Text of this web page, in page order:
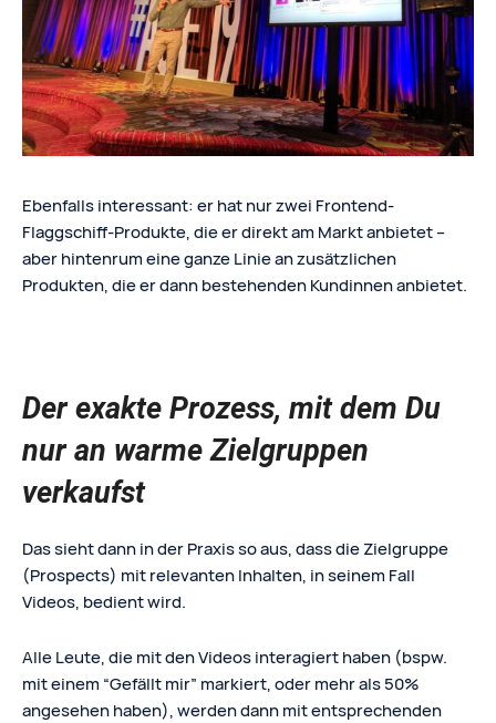
Ebenfalls interessant: er hat nur zwei Frontend-
Flaggschiff-Produkte, die er direkt am Markt anbietet –
aber hintenrum eine ganze Linie an zusätzlichen
Produkten, die er dann bestehenden Kundinnen anbietet.
Der exakte Prozess, mit dem Du
nur an warme Zielgruppen
verkaufst
Das sieht dann in der Praxis so aus, dass die Zielgruppe
(Prospects) mit relevanten Inhalten, in seinem Fall
Videos, bedient wird.
Alle Leute, die mit den Videos interagiert haben (bspw.
mit einem “Gefällt mir” markiert, oder mehr als 50%
angesehen haben), werden dann mit entsprechenden